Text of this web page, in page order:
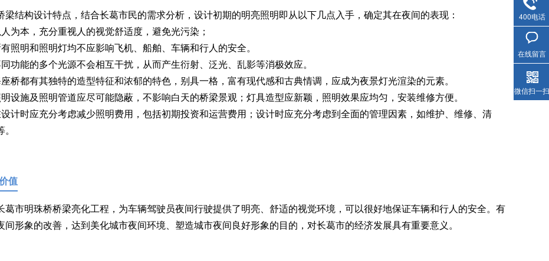
结构设计特点，结合长葛市民的需求分析，设计初期的明亮照明即从以下几点入手，确定其在夜间的表现：
本，充分重视人的视觉舒适度，避免光污染；
明和照明灯均不应影响飞机、船舶、车辆和行人的安全。
能的多个光源不会相互干扰，从而产生衍射、泛光、乱影等消极效应。
都有其独特的造型特征和浓郁的特色，别具一格，富有现代感和古典情调，应成为夜景灯光渲染的元素。
施及照明管道应尽可能隐蔽，不影响白天的桥梁景观；灯具造型应新颖，照明效果应均匀，安装维修方便。
时应充分考虑减少照明费用，包括初期投资和运营费用；设计时应充分考虑到全面的管理因素，如维护、维修、清
值
市明珠桥桥梁亮化工程，为车辆驾驶员夜间行驶提供了明亮、舒适的视觉环境，可以很好地保证车辆和行人的安全。有
间形象的改善，达到美化城市夜间环境、塑造城市夜间良好形象的目的，对长葛市的经济发展具有重要意义。
400电话
在线留言
微信扫一扫